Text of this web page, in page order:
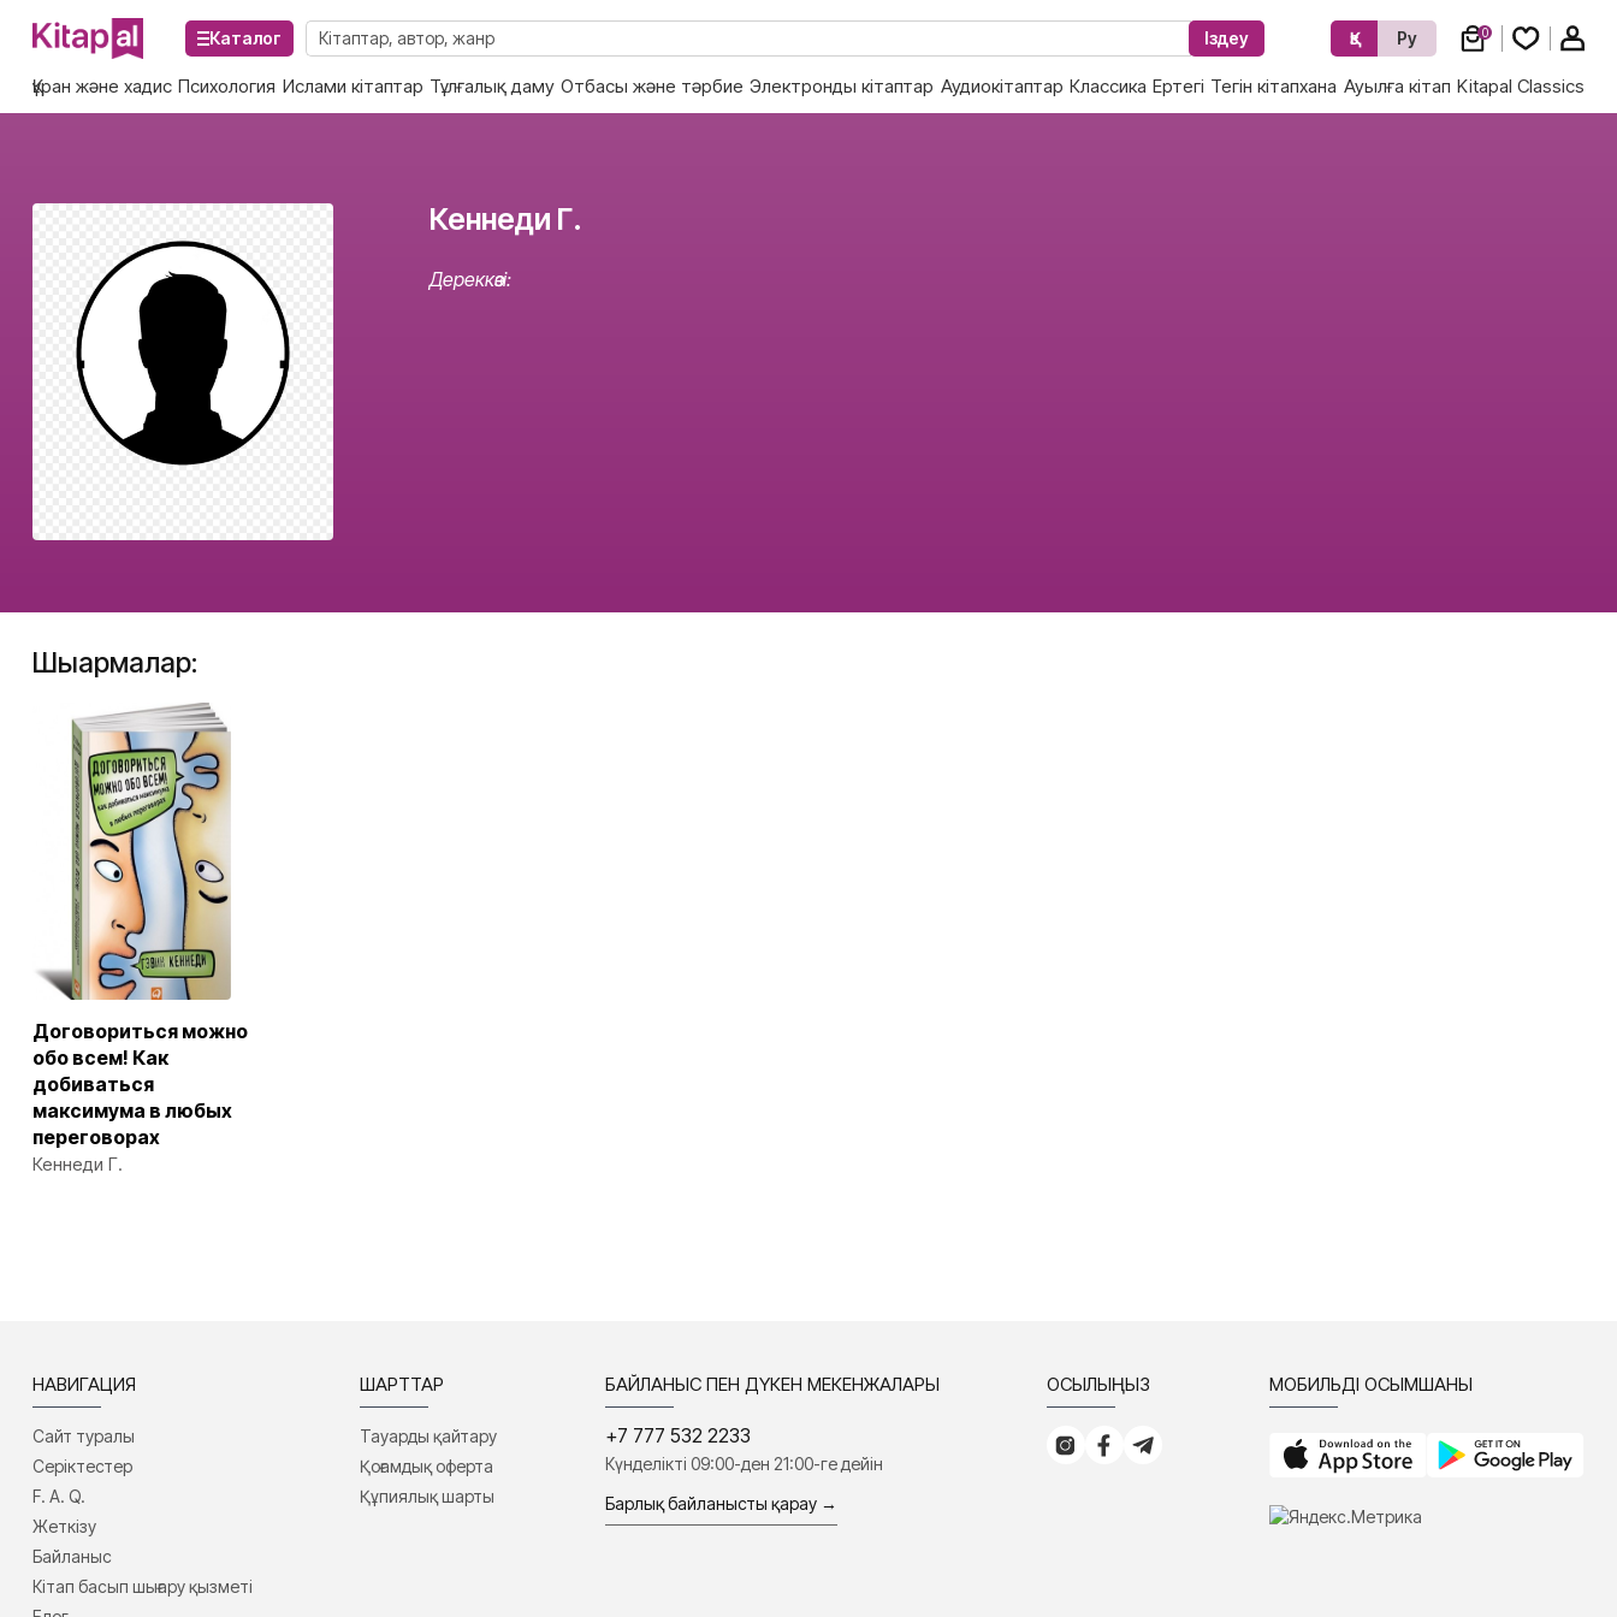
Каталог Іздеу Қз Ру 0
Құран және хадис Психология Ислами кітаптар Тұлғалық даму Отбасы және тәрбие Электронды кітаптар Аудиокітаптар Классика Ертегі Тегін кітапхана Ауылға кітап Kitapal Classics
Кеннеди Г.
Дереккөзі:
Шығармалар:
Договориться можно
обо всем! Как
добиваться
максимума в любых
переговорах
Кеннеди Г.
НАВИГАЦИЯ
Сайт туралы
Серіктестер
F. A. Q.
Жеткізу
Байланыс
Кітап басып шығару қызметі
ШАРТТАР
Тауарды қайтару
Қоғамдық оферта
Құпиялық шарты
БАЙЛАНЫС ПЕН ДҮКЕН МЕКЕНЖАЛАРЫ
+7 777 532 2233
Күнделікті 09:00-ден 21:00-ге дейін
Барлық байланысты қарау →
ҚОСЫЛЫҢЫЗ МОБИЛЬДІ ҚОСЫМШАНЫ